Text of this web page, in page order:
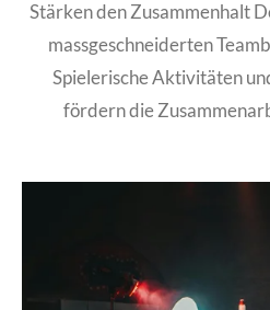
Stärken den Zusammenhalt
massgeschneiderten
Spielerische Aktivitäten
fördern die